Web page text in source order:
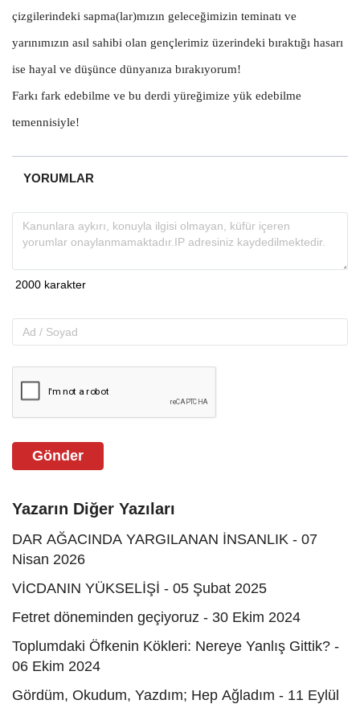
çizgilerindeki sapma(lar)mızın geleceğimizin teminatı ve
yarınımızın asıl sahibi olan gençlerimiz üzerindeki bıraktığı hasarı
ise hayal ve düşünce dünyanıza bırakıyorum!
Farkı fark edebilme ve bu derdi yüreğimize yük edebilme
temennisiyle!
YORUMLAR
Gönder
Yazarın Diğer Yazıları
DAR AĞACINDA YARGILANAN İNSANLIK - 07
Nisan 2026
VİCDANIN YÜKSELİŞİ - 05 Şubat 2025
Fetret döneminden geçiyoruz - 30 Ekim 2024
Toplumdaki Öfkenin Kökleri: Nereye Yanlış Gittik? -
06 Ekim 2024
Gördüm, Okudum, Yazdım; Hep Ağladım - 11 Eylül